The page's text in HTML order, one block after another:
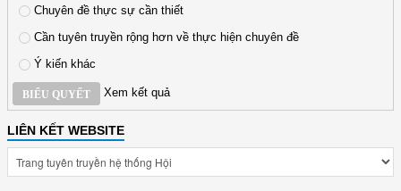
Chuyên đề thực sự cần thiết
Cần tuyên truyền rộng hơn về thực hiện chuyên đề
Ý kiến khác
BIỂU QUYẾT Xem kết quả
LIÊN KẾT WEBSITE